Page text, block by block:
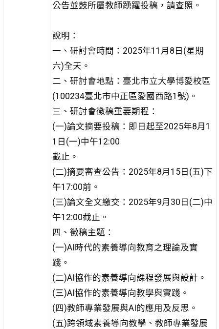
公告並鼓所屬教師踴躍投稿，請查照。
說明：
一、研討會時間：2025年11月8日(星期
六)全天。
二、研討會地點：臺北市立大學博愛校區
(100234臺北市中正區愛國西路1號)。
三、研討會徵稿重要期程：
(一)論文摘要投稿：即日起至2025年8月1
1日(一)中午12:00
截止。
(二)摘要審查公告：2025年8月15日(五)下
午17:00前。
(三)論文全文繳交：2025年9月30日(二)中
午12:00截止。
四、徵稿主題：
(一)AI時代的素養導向教育之理論及實
踐。
(二)AI協作的素養導向課程發展與設計。
(三)AI協作的素養導向教學與實踐。
(四)教師專業發展與AI的應用及反思。
(五)跨領域素養導向教學、教師專業發展